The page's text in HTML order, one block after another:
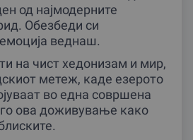
од најмодерните
Обезбеди си
веднаш.
на чист хедонизам и мир,
метеж, каде езерото
во една совршена
ова доживување како